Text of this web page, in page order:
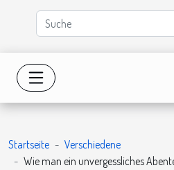
Startseite
Verschiedene
Wie man ein unvergessliches